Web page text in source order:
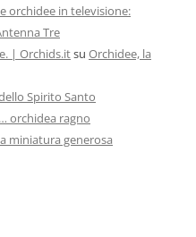
orchidee in televisione:
Tre
| Orchids.itsu Orchidee, la
Spirito Santo
… orchidea ragno
miniatura generosa